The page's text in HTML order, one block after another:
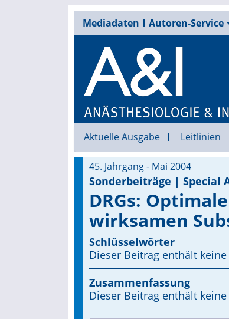
Mediadaten Autoren-Service
Aktuelle Ausgabe Leitlinien
45. Jahrgang - Mai 2004
Sonderbeiträge | Special
DRGs:
wirksamen
Schlüsselwörter
Dieser Beitrag enthält
Zusammenfassung
Dieser Beitrag enthält